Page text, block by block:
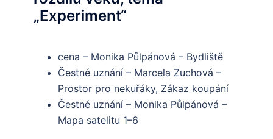
„Experiment“
cena – Monika Půlpánová – Bydliště
Čestné uznání – Marcela Zuchová –
Prostor pro nekuřáky, Zákaz koupání
Čestné uznání – Monika Půlpánová –
Mapa satelitu 1–6